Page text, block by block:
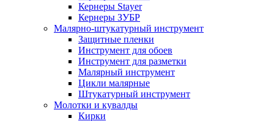
Кернеры Stayer
Кернеры ЗУБР
Малярно-штукатурный инструмент
Защитные пленки
Инструмент для обоев
Инструмент для разметки
Малярный инструмент
Цикли малярные
Штукатурный инструмент
Молотки и кувалды
Кирки